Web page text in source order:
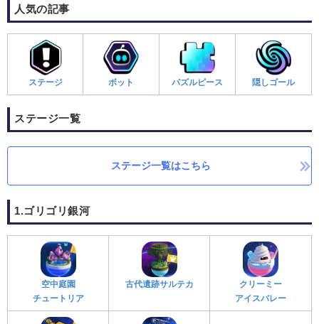
人気の記事
ステージ ボット パズルピース 隠しゴール
ステージ一覧
ステージ一覧はこちら
1.ゴリゴリ銀河
空中庭園
チュートリア
古代遺跡サルテカ
クリーミー
アイスバレー